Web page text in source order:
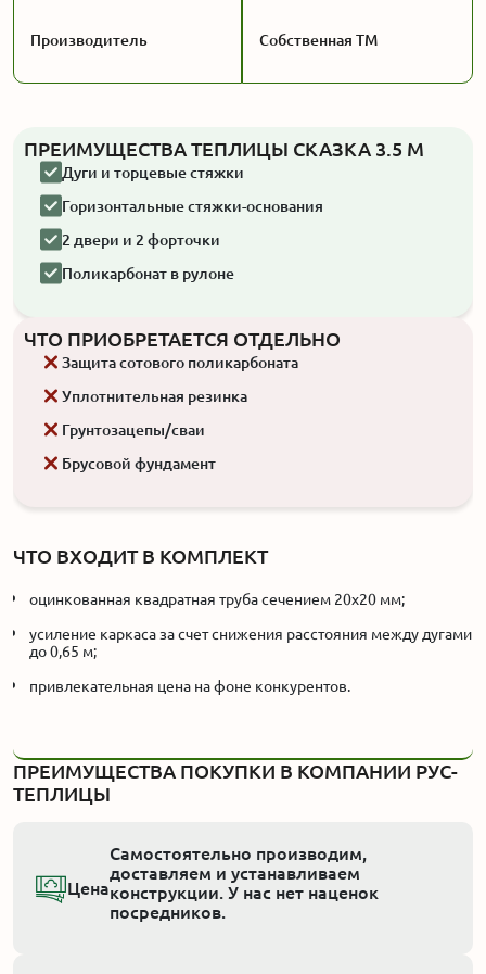
Производитель Собственная ТМ
ПРЕИМУЩЕСТВА ТЕПЛИЦЫ СКАЗКА 3.5 М
Дуги и торцевые стяжки
Горизонтальные стяжки-основания
2 двери и 2 форточки
Поликарбонат в рулоне
ЧТО ПРИОБРЕТАЕТСЯ ОТДЕЛЬНО
Защита сотового поликарбоната
Уплотнительная резинка
Грунтозацепы/сваи
Брусовой фундамент
ЧТО ВХОДИТ В КОМПЛЕКТ
оцинкованная квадратная труба сечением 20x20 мм;
усиление каркаса за счет снижения расстояния между дугами
до 0,65 м;
привлекательная цена на фоне конкурентов.
ПРЕИМУЩЕСТВА ПОКУПКИ В КОМПАНИИ РУС-
ТЕПЛИЦЫ
Цена
Самостоятельно производим,
доставляем и устанавливаем
конструкции. У нас нет наценок
посредников.